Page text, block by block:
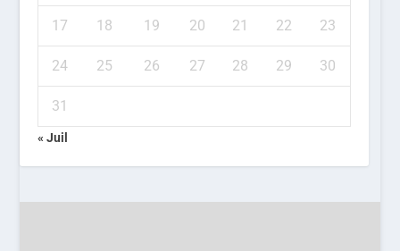
17 18 19 20 21 22 23
24 25 26 27 28 29 30
31
« Juil